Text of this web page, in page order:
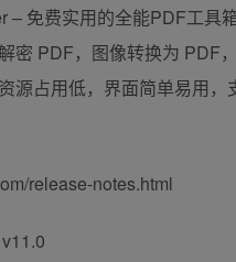
– 免费实用的全能PDF工具
密 PDF，图像转换为 PDF
源占用低，界面简单易用，
release-notes.html